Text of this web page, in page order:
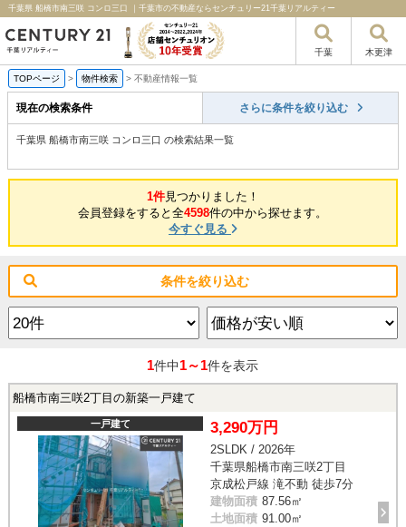
千葉県 船橋市南三咲 コンロ三口 ｜千葉市の不動産ならセンチュリー21千葉リアルティー
千葉 木更津
TOPページ > 物件検索 > 不動産情報一覧
現在の検索条件 さらに条件を絞り込む
千葉県 船橋市南三咲 コンロ三口 の検索結果一覧
1件見つかりました！
会員登録をすると全4598件の中から探せます。
今すぐ見る
条件を絞り込む
1件中1～1件を表示
船橋市南三咲2丁目の新築一戸建て
一戸建て 3,290万円
2SLDK / 2026年
千葉県船橋市南三咲2丁目
京成松戸線 滝不動 徒歩7分
建物面積 87.56㎡
土地面積 91.00㎡